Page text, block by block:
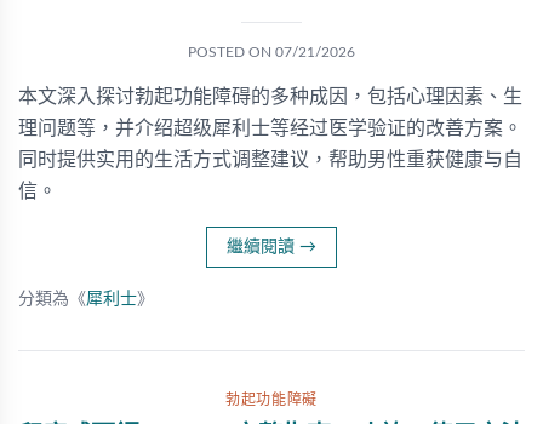
POSTED ON 07/21/2026
本文深入探讨勃起功能障碍的多种成因，包括心理因素、生
理问题等，并介绍超级犀利士等经过医学验证的改善方案。
同时提供实用的生活方式调整建议，帮助男性重获健康与自
信。
繼續閱讀 →
分類為《犀利士》
勃起功能障礙